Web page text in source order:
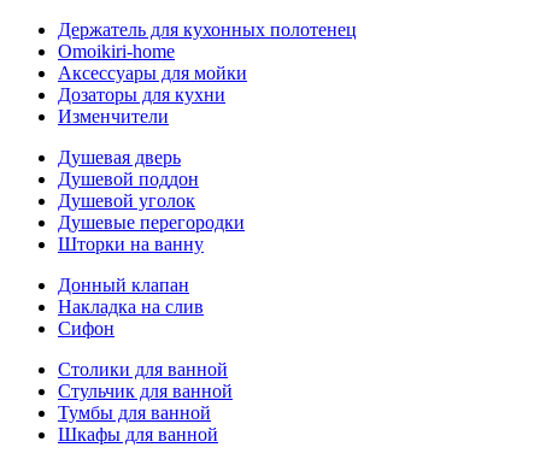
Держатель для кухонных полотенец
Omoikiri-home
Аксессуары для мойки
Дозаторы для кухни
Изменчители
Душевая дверь
Душевой поддон
Душевой уголок
Душевые перегородки
Шторки на ванну
Донный клапан
Накладка на слив
Сифон
Столики для ванной
Стульчик для ванной
Тумбы для ванной
Шкафы для ванной